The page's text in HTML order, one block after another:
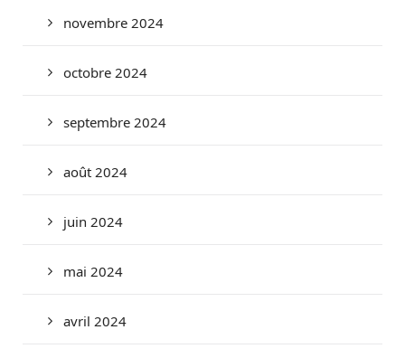
novembre 2024
octobre 2024
septembre 2024
août 2024
juin 2024
mai 2024
avril 2024